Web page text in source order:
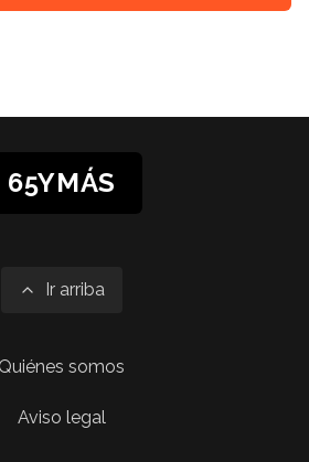
65YMÁS
Ir arriba
Quiénes somos
Aviso legal